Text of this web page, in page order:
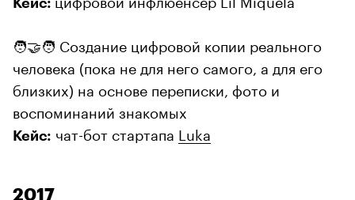
Кейс:
🧑‍🤝‍🧑 Создание цифровой копии реального
человека (пока не для него самого, а для его
близких) на основе переписки, фото и
воспоминаний знакомых
Кейс: чат-бот стартапа Luka
2017